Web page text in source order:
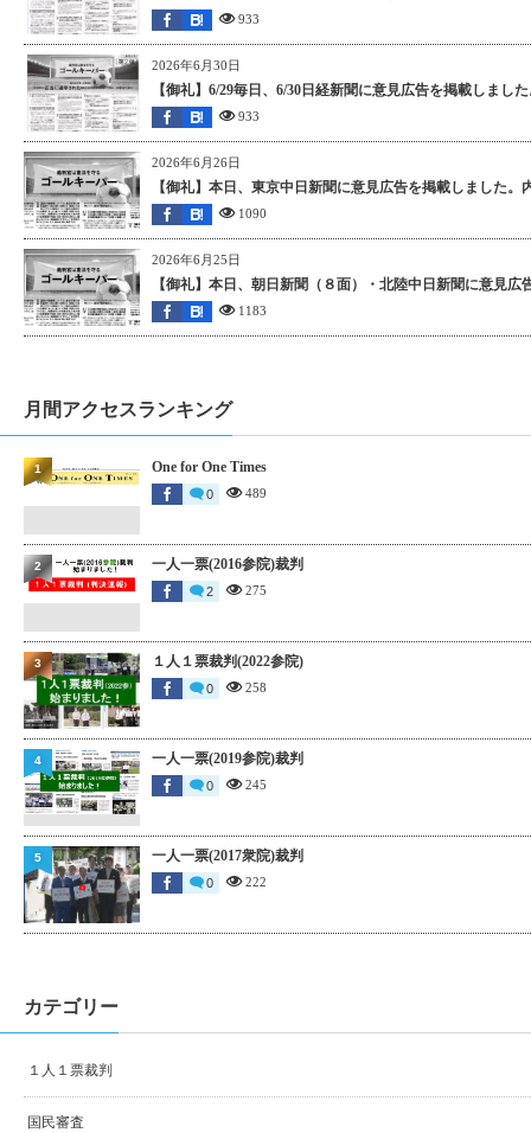
933
2026年6月30日
【御礼】6/29毎日、6/30日経新聞に意見広告を掲載しまし
933
2026年6月26日
【御礼】本日、東京中日新聞に意見広告を掲載しました
1090
2026年6月25日
【御礼】本日、朝日新聞（８面）・北陸中日新聞に意見
1183
月間アクセスランキング
One for One Times
0 489
1
一人一票(2016参院)裁判
2 275
2
１人１票裁判(2022参院)
0 258
3
一人一票(2019参院)裁判
0 245
4
一人一票(2017衆院)裁判
0 222
5
カテゴリー
１人１票裁判
国民審査